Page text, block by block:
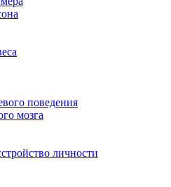
поведения
мозга
личности